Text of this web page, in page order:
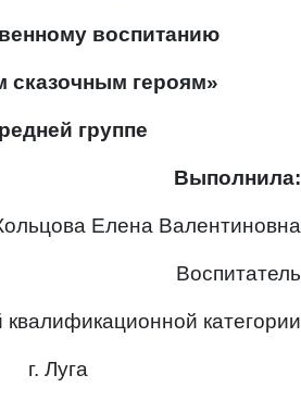
воспитанию
сказочным героям»
группе
Выполнила:
Елена Валентиновна
Воспитатель
квалификационной категории
г. Луга